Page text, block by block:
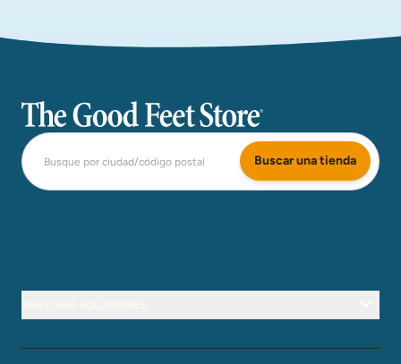
The Good Feet Store
Buscar una tienda